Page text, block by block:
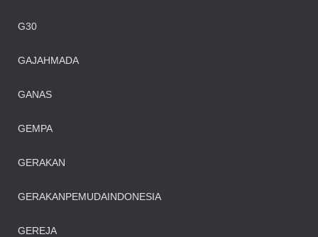
G30
GAJAHMADA
GANAS
GEMPA
GERAKAN
GERAKANPEMUDAINDONESIA
GEREJA